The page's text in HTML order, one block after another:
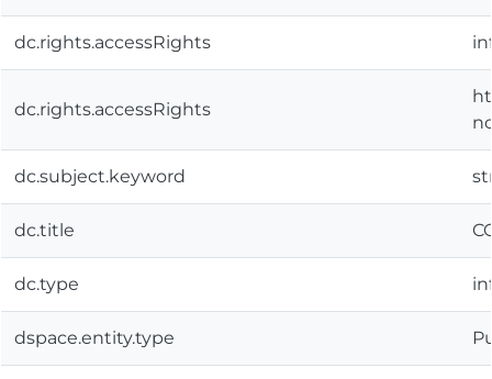
dc.rights.accessRights
dc.rights.accessRights
dc.subject.keyword
dc.title
dc.type
dspace.entity.type